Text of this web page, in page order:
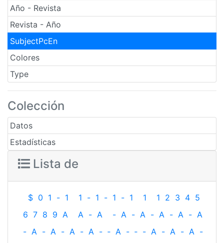
Año - Revista
Revista - Año
SubjectPcEn
Colores
Type
Colección
Datos
Estadísticas
Lista de
$ 0 1 - 1 1 - 1 - 1 - 1 1 1 2 3 4 5
6 7 8 9 A A - A - A - A - A - A - A
- A - A - A - A - ‐ A - ‐ - A - A - A -